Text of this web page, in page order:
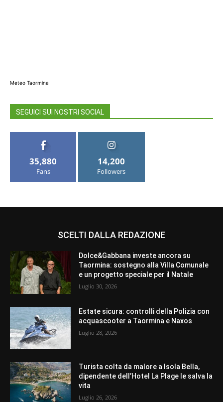
Meteo Taormina
SEGUICI SUI NOSTRI SOCIAL
35,880
Fans
14,200
Followers
SCELTI DALLA REDAZIONE
Dolce&Gabbana investe ancora su
Taormina: sostegno alla Villa Comunale
e un progetto speciale per il Natale
Luglio 30, 2026
Estate sicura: controlli della Polizia con
acquascooter a Taormina e Naxos
Luglio 28, 2026
Turista colta da malore a Isola Bella,
dipendente dell’Hotel La Plage le salva la
vita
Luglio 26, 2026